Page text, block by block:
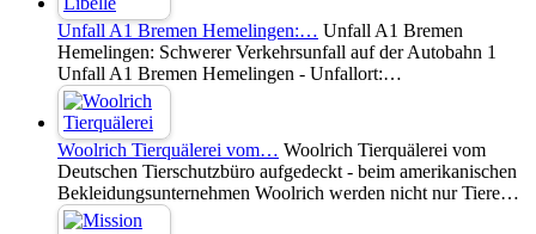
Unfall A1 Bremen Hemelingen:… Unfall A1 Bremen
Hemelingen: Schwerer Verkehrsunfall auf der Autobahn 1
Unfall A1 Bremen Hemelingen - Unfallort:…
Woolrich Tierquälerei vom… Woolrich Tierquälerei vom
Deutschen Tierschutzbüro aufgedeckt - beim amerikanischen
Bekleidungsunternehmen Woolrich werden nicht nur Tiere…